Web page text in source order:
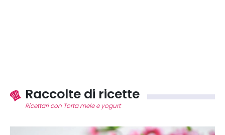
Raccolte di ricette
Ricettari con Torta mele e yogurt